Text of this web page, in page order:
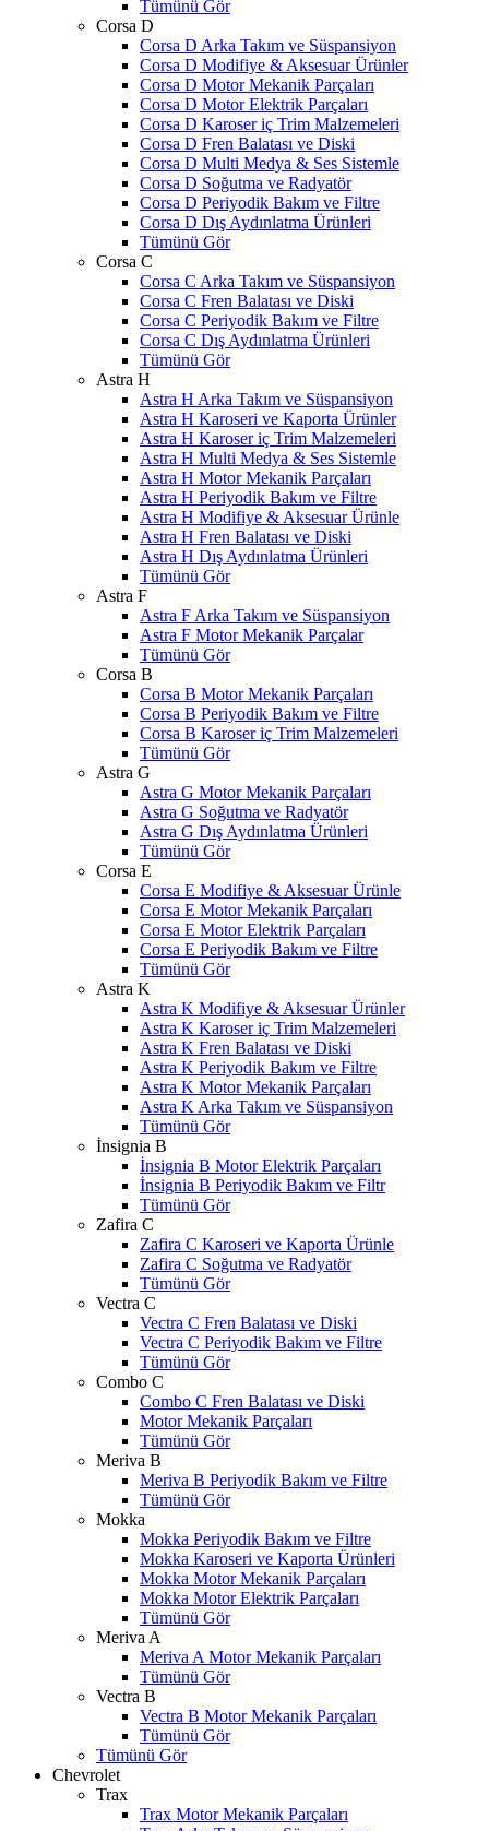
Tümünü Gör
Corsa D
Corsa D Arka Takım ve Süspansiyon
Corsa D Modifiye & Aksesuar Ürünler
Corsa D Motor Mekanik Parçaları
Corsa D Motor Elektrik Parçaları
Corsa D Karoser iç Trim Malzemeleri
Corsa D Fren Balatası ve Diski
Corsa D Multi Medya & Ses Sistemle
Corsa D Soğutma ve Radyatör
Corsa D Periyodik Bakım ve Filtre
Corsa D Dış Aydınlatma Ürünleri
Tümünü Gör
Corsa C
Corsa C Arka Takım ve Süspansiyon
Corsa C Fren Balatası ve Diski
Corsa C Periyodik Bakım ve Filtre
Corsa C Dış Aydınlatma Ürünleri
Tümünü Gör
Astra H
Astra H Arka Takım ve Süspansiyon
Astra H Karoseri ve Kaporta Ürünler
Astra H Karoser iç Trim Malzemeleri
Astra H Multi Medya & Ses Sistemle
Astra H Motor Mekanik Parçaları
Astra H Periyodik Bakım ve Filtre
Astra H Modifiye & Aksesuar Ürünle
Astra H Fren Balatası ve Diski
Astra H Dış Aydınlatma Ürünleri
Tümünü Gör
Astra F
Astra F Arka Takım ve Süspansiyon
Astra F Motor Mekanik Parçalar
Tümünü Gör
Corsa B
Corsa B Motor Mekanik Parçaları
Corsa B Periyodik Bakım ve Filtre
Corsa B Karoser iç Trim Malzemeleri
Tümünü Gör
Astra G
Astra G Motor Mekanik Parçaları
Astra G Soğutma ve Radyatör
Astra G Dış Aydınlatma Ürünleri
Tümünü Gör
Corsa E
Corsa E Modifiye & Aksesuar Ürünle
Corsa E Motor Mekanik Parçaları
Corsa E Motor Elektrik Parçaları
Corsa E Periyodik Bakım ve Filtre
Tümünü Gör
Astra K
Astra K Modifiye & Aksesuar Ürünler
Astra K Karoser iç Trim Malzemeleri
Astra K Fren Balatası ve Diski
Astra K Periyodik Bakım ve Filtre
Astra K Motor Mekanik Parçaları
Astra K Arka Takım ve Süspansiyon
Tümünü Gör
İnsignia B
İnsignia B Motor Elektrik Parçaları
İnsignia B Periyodik Bakım ve Filtr
Tümünü Gör
Zafira C
Zafira C Karoseri ve Kaporta Ürünle
Zafira C Soğutma ve Radyatör
Tümünü Gör
Vectra C
Vectra C Fren Balatası ve Diski
Vectra C Periyodik Bakım ve Filtre
Tümünü Gör
Combo C
Combo C Fren Balatası ve Diski
Motor Mekanik Parçaları
Tümünü Gör
Meriva B
Meriva B Periyodik Bakım ve Filtre
Tümünü Gör
Mokka
Mokka Periyodik Bakım ve Filtre
Mokka Karoseri ve Kaporta Ürünleri
Mokka Motor Mekanik Parçaları
Mokka Motor Elektrik Parçaları
Tümünü Gör
Meriva A
Meriva A Motor Mekanik Parçaları
Tümünü Gör
Vectra B
Vectra B Motor Mekanik Parçaları
Tümünü Gör
Tümünü Gör
Chevrolet
Trax
Trax Motor Mekanik Parçaları